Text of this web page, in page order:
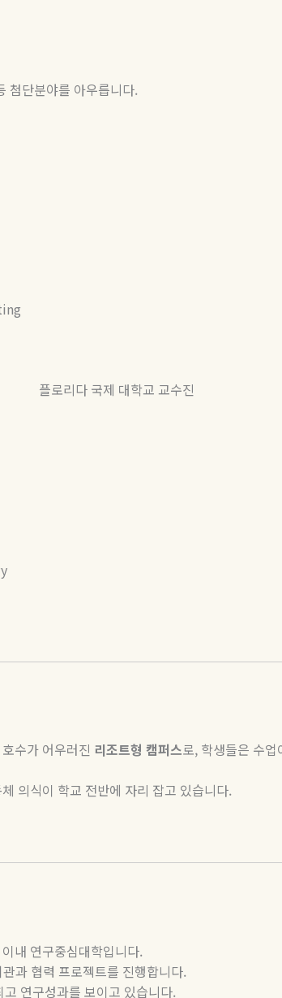
첨단분야를 아우릅니다.
수가 어우러진 리조트형 캠퍼스로, 학생들은 수
의식이 학교 전반에 자리 잡고 있습니다.
이내 연구중심대학입니다.
관과 협력 프로젝트를 진행합니다.
고 연구성과를 보이고 있습니다.